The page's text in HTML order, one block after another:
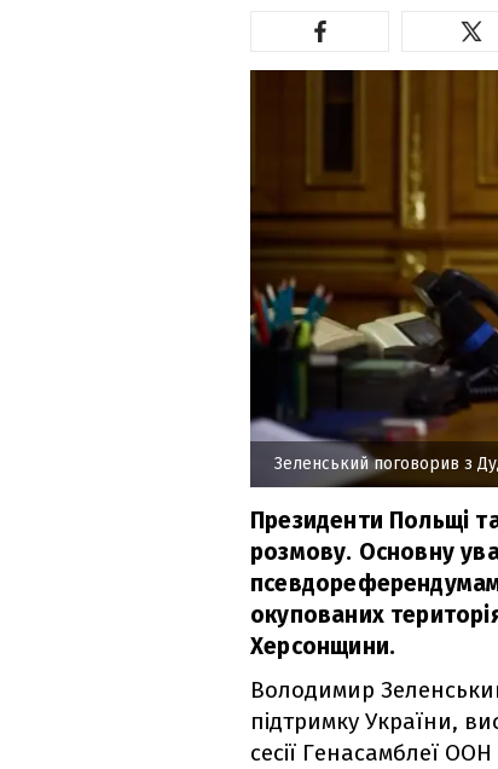
Зеленський поговорив з
Президенти Польщі
розмову. Основну
окупованих
Херсонщини.
Володимир
підтримку України,
сесії Генасамблеї